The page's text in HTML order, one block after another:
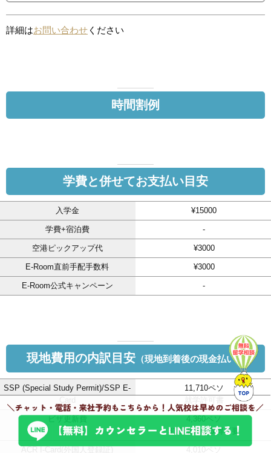
詳細はお問い合わせ ください
時間割例
学費と併せてお支払い目安
入学金 ¥15000
学費+宿泊費 -
空港ピックアップ代 ¥3000
E-Room直前手配手数料 ¥3000
E-Room公式キャンペーン -
現地費用の内訳目安 （現地到着後の現金払い）
SSP (Special Study Permit)/SSP E-
11,710ペソ
4,360ペソ
31日未満は取得不要
ACR I-Card(外国人登録証) 4,010ペソ